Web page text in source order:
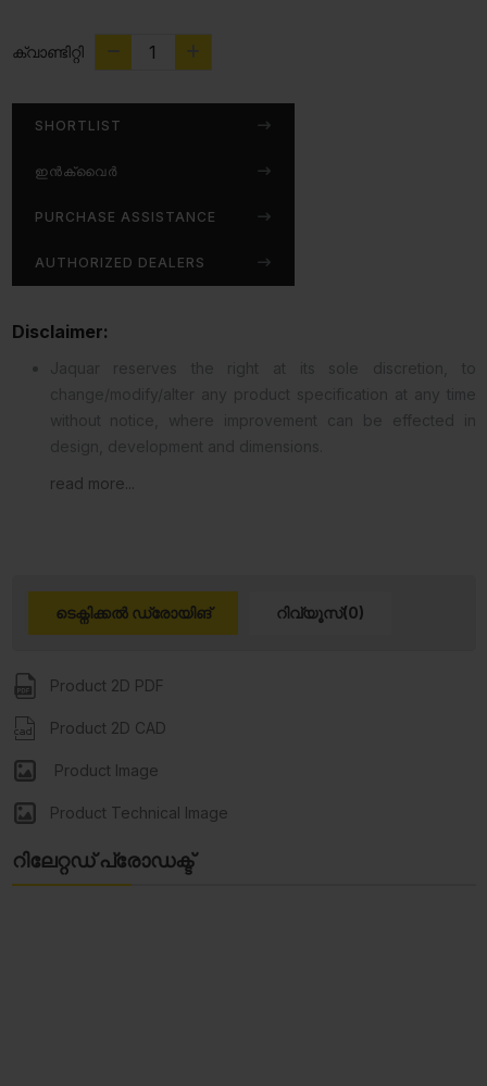
ക്വാണ്ടിറ്റി
SHORTLIST
ഇൻക്വൈർ
PURCHASE ASSISTANCE
AUTHORIZED DEALERS
Disclaimer:
read more...
ടെക്നിക്കൽ ഡ്രോയിങ് റിവ്യൂസ്(0)
Product 2D PDF
Product 2D CAD
Product Image
Product Technical Image
റിലേറ്റഡ് പ്രോഡക്ട്